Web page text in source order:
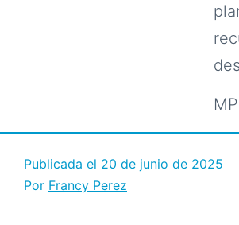
Publicada el 20 de junio de 2025
Por Francy Perez